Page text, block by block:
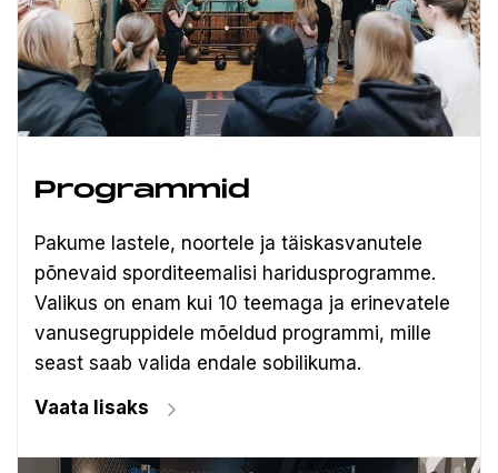
Programmid
Pakume lastele, noortele ja täiskasvanutele
põnevaid sporditeemalisi haridusprogramme.
Valikus on enam kui 10 teemaga ja erinevatele
vanusegruppidele mõeldud programmi, mille
seast saab valida endale sobilikuma.
Vaata lisaks